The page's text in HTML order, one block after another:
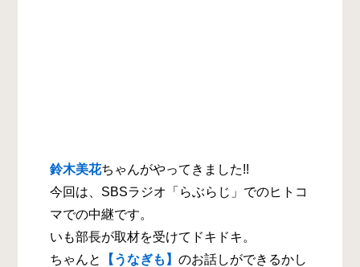
鈴木美花ちゃんがやってきました!!
今回は、SBSラジオ「らぶらじ」でのヒトコ
マでの中継です。
いも部長が取材を受けてドキドキ。
ちゃんと
【うなぎも】のお話しができるかし